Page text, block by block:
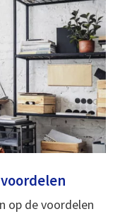
op de voordelen